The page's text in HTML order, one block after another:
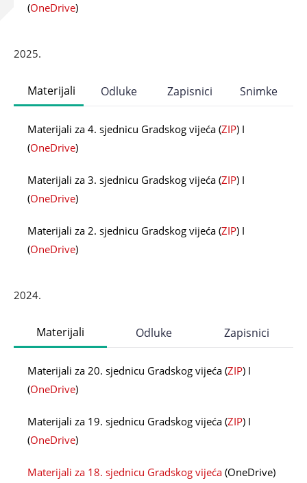
(OneDrive)
2025.
Materijali Odluke Zapisnici Snimke
Materijali za 4. sjednicu Gradskog vijeća (ZIP) I
(OneDrive)
Materijali za 3. sjednicu Gradskog vijeća (ZIP) I
(OneDrive)
Materijali za 2. sjednicu Gradskog vijeća (ZIP) I
(OneDrive)
2024.
Materijali Odluke Zapisnici
Materijali za 20. sjednicu Gradskog vijeća (ZIP) I
(OneDrive)
Materijali za 19. sjednicu Gradskog vijeća (ZIP) I
(OneDrive)
Materijali za 18. sjednicu Gradskog vijeća (OneDrive)